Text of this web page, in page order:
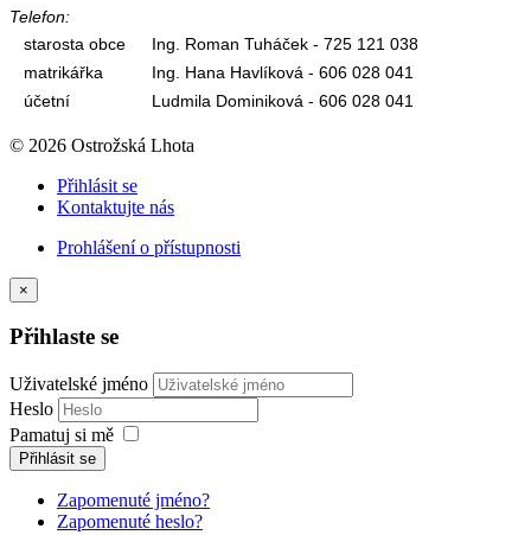
Telefon:
starosta obce
Ing. Roman Tuháček - 725 121 038
matrikářka
Ing. Hana Havlíková - 606 028 041
účetní
Ludmila Dominiková - 606 028 041
© 2026 Ostrožská Lhota
Přihlásit se
Kontaktujte nás
Prohlášení o přístupnosti
×
Přihlaste se
Uživatelské jméno
Heslo
Pamatuj si mě
Přihlásit se
Zapomenuté jméno?
Zapomenuté heslo?